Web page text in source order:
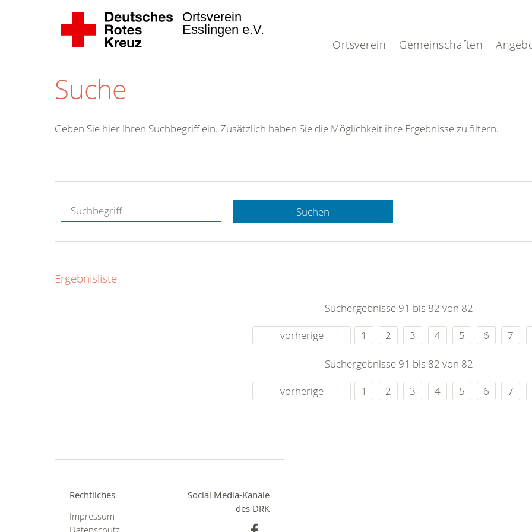
Ortsverein Gemeinschaften
Ortsverein
Esslingen e.V.
Suche
Hotline.
gerne.
rund um die Uhr
Geben Sie hier Ihren Suchbegriff ein. Zusätzlich haben Sie die Möglichkeit ihre Ergebnisse zu filtern.
Suchen
Ergebnisliste
Suchergebnisse 91 bis 82 von 82
vorherige
1 2 3 4 5 6 7
Suchergebnisse 91 bis 82 von 82
vorherige
1 2 3 4 5 6 7
Rechtliches
Impressum
Social Media-Kanäle
des DRK